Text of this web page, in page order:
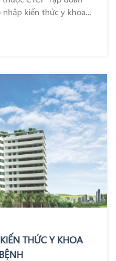
kiến thức y khoa...
THỨC Y KHOA